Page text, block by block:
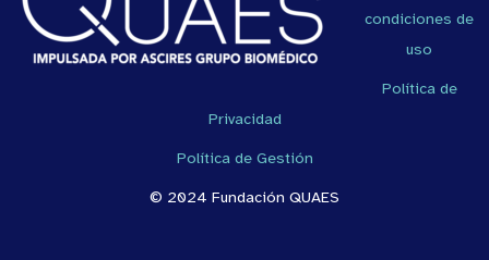
condiciones de
uso
Política de
Privacidad
Política de Gestión
© 2024 Fundación QUAES